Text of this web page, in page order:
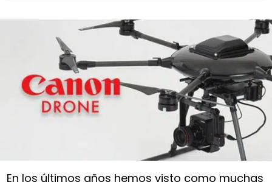
En los últimos años hemos visto como muchas